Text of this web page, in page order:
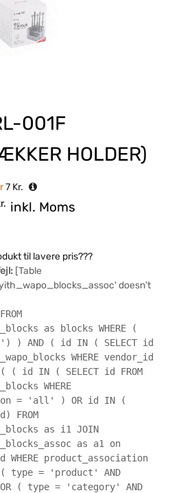
001F
HOLDER)
7 Kr.
inkl. Moms
til lavere pris???
[Table
doesn't
as blocks WHERE (
AND ( id IN ( SELECT id
WHERE vendor_id
id IN ( SELECT id FROM
WHERE
= 'all' ) OR id IN (
FROM
as i1 JOIN
as a1 on
product_association
type = 'product' AND
( type = 'category' AND